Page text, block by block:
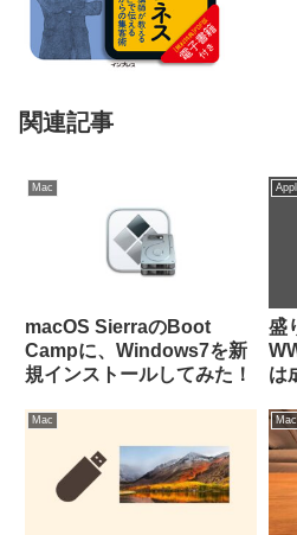
関連記事
Mac
macOS SierraのBoot
Campに、Windows7を新
規インストールしてみた！
盛
は
Mac Mac